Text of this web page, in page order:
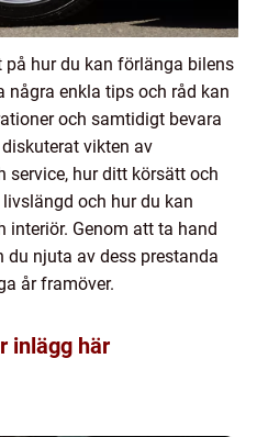
hur du kan förlänga bilens
några enkla tips och råd kan
och samtidigt bevara
vikten av
service, hur ditt körsätt och
och hur du kan
interiör. Genom att ta hand
njuta av dess prestanda
år framöver.
inlägg här